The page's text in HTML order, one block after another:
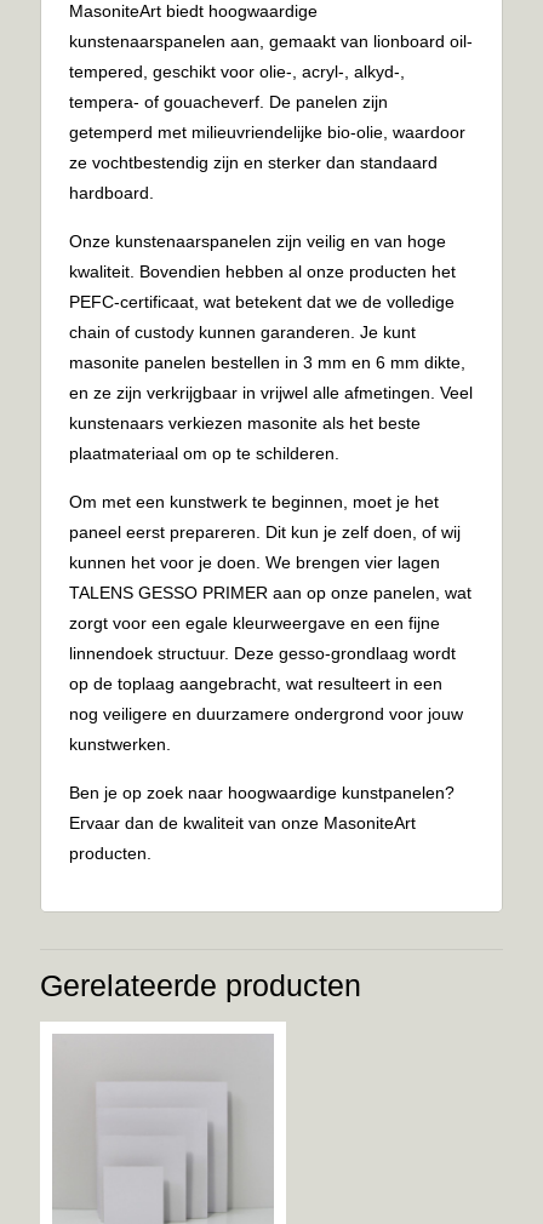
MasoniteArt biedt hoogwaardige
kunstenaarspanelen aan, gemaakt van lionboard oil-
tempered, geschikt voor olie-, acryl-, alkyd-,
tempera- of gouacheverf. De panelen zijn
getemperd met milieuvriendelijke bio-olie, waardoor
ze vochtbestendig zijn en sterker dan standaard
hardboard.
Onze kunstenaarspanelen zijn veilig en van hoge
kwaliteit. Bovendien hebben al onze producten het
PEFC-certificaat, wat betekent dat we de volledige
chain of custody kunnen garanderen. Je kunt
masonite panelen bestellen in 3 mm en 6 mm dikte,
en ze zijn verkrijgbaar in vrijwel alle afmetingen. Veel
kunstenaars verkiezen masonite als het beste
plaatmateriaal om op te schilderen.
Om met een kunstwerk te beginnen, moet je het
paneel eerst prepareren. Dit kun je zelf doen, of wij
kunnen het voor je doen. We brengen vier lagen
TALENS GESSO PRIMER aan op onze panelen, wat
zorgt voor een egale kleurweergave en een fijne
linnendoek structuur. Deze gesso-grondlaag wordt
op de toplaag aangebracht, wat resulteert in een
nog veiligere en duurzamere ondergrond voor jouw
kunstwerken.
Ben je op zoek naar hoogwaardige kunstpanelen?
Ervaar dan de kwaliteit van onze MasoniteArt
producten.
Gerelateerde producten